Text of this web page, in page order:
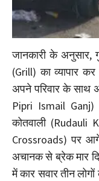
जानकारी के अनुसार,
(Grill) का व्यापार कर
अपने परिवार के साथ
Pipri Ismail
कोतवाली (Rudauli
Crossroads) पर
अचानक से ब्रेक मार
में कार सवार तीन